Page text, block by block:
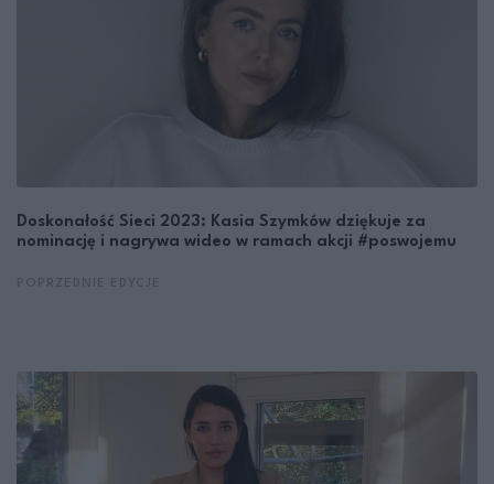
Doskonałość Sieci 2023: Kasia Szymków dziękuje za
nominację i nagrywa wideo w ramach akcji #poswojemu